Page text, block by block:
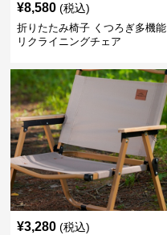
¥8,580 (税込)
折りたたみ椅子 くつろぎ多機能
リクライニングチェア
¥3,280 (税込)